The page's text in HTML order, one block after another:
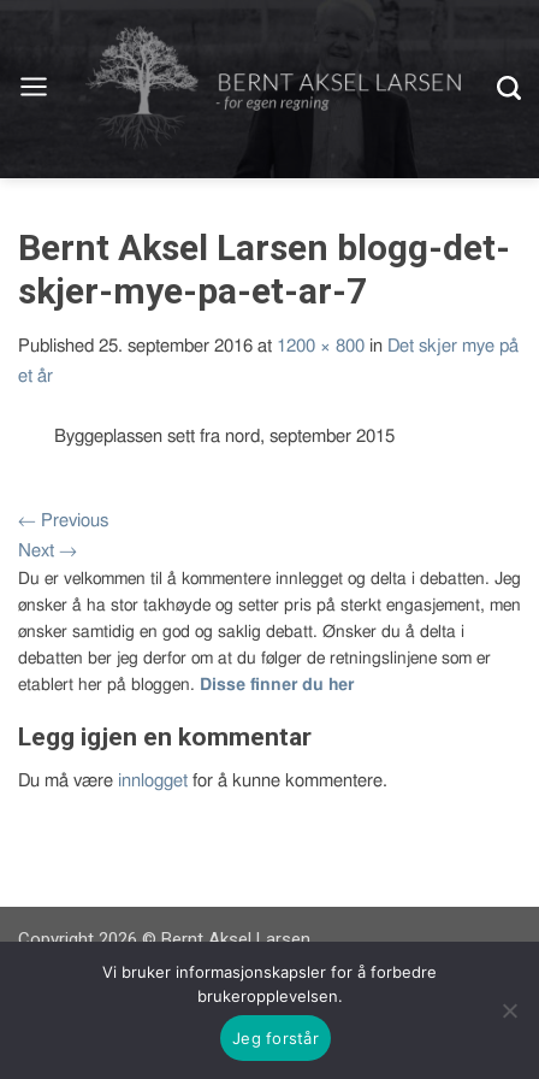
Bernt Aksel Larsen blogg-det-
skjer-mye-pa-et-ar-7
Published 25. september 2016 at 1200 × 800 in Det skjer mye på
et år
Byggeplassen sett fra nord, september 2015
← Previous
Next →
Du er velkommen til å kommentere innlegget og delta i debatten. Jeg
ønsker å ha stor takhøyde og setter pris på sterkt engasjement, men
ønsker samtidig en god og saklig debatt. Ønsker du å delta i
debatten ber jeg derfor om at du følger de retningslinjene som er
etablert her på bloggen. Disse finner du her
Legg igjen en kommentar
Du må være innlogget for å kunne kommentere.
Copyright 2026 © Bernt Aksel Larsen
Vi bruker informasjonskapsler for å forbedre
brukeropplevelsen.
Jeg forstår